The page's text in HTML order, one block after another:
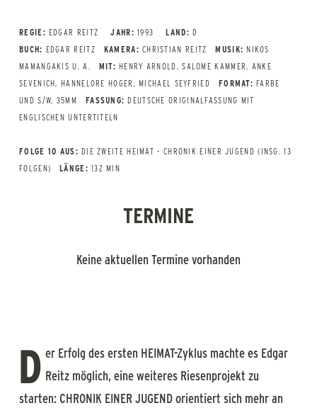
REGIE: EDGAR REITZ JAHR: 1993 LAND: D
BUCH: EDGAR REITZ KAMERA: CHRISTIAN REITZ MUSIK: NIKOS
MAMANGAKIS U. A.
MIT: HENRY ARNOLD, SALOME KAMMER, ANKE
SEVENICH, HANNELORE HOGER, MICHAEL SEYFRIED
FORMAT: FARBE
UND S/W, 35MM
FASSUNG: DEUTSCHE ORIGINALFASSUNG MIT
ENGLISCHEN UNTERTITELN
FOLGE 10 AUS: DIE ZWEITE HEIMAT - CHRONIK EINER JUGEND (INSG. 13
FOLGEN)
LÄNGE: 132 MIN
TERMINE
Keine aktuellen Termine vorhanden
D er Erfolg des ersten HEIMAT-Zyklus machte es Edgar
Reitz möglich, eine weiteres Riesenprojekt zu
starten: CHRONIK EINER JUGEND orientiert sich mehr an